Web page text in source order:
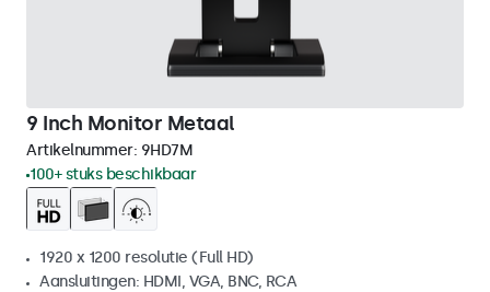
9 Inch Monitor Metaal
Artikelnummer: 9HD7M
100+ stuks beschikbaar
1920 x 1200 resolutie (Full HD)
Aansluitingen: HDMI, VGA, BNC, RCA